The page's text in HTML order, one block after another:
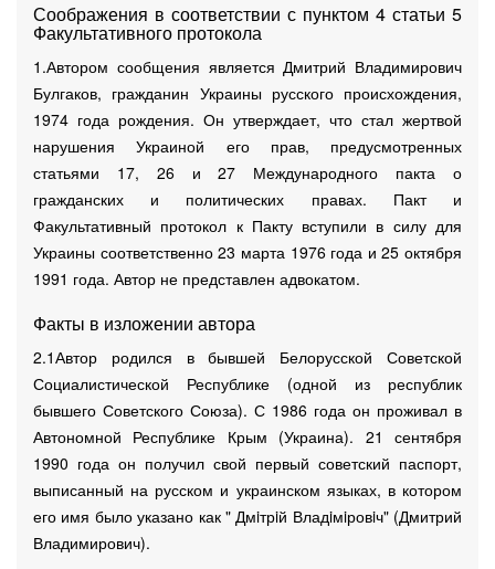
Соображения в соответствии с пунктом 4 статьи 5
Факультативного протокола
1.Автором сообщения является Дмитрий Владимирович
Булгаков, гражданин Украины русского происхождения,
1974 года рождения. Он утверждает, что стал жертвой
нарушения Украиной его прав, предусмотренных
статьями 17, 26 и 27 Международного пакта о
гражданских и политических правах. Пакт и
Факультативный протокол к Пакту вступили в силу для
Украины соответственно 23 марта 1976 года и 25 октября
1991 года. Автор не представлен адвокатом.
Факты в изложении автора
2.1Автор родился в бывшей Белорусской Советской
Социалистической Республике (одной из республик
бывшего Советского Союза). С 1986 года он проживал в
Автономной Республике Крым (Украина). 21 сентября
1990 года он получил свой первый советский паспорт,
выписанный на русском и украинском языках, в котором
его имя было указано как " Дмiтрiй Владiмiровiч" (Дмитрий
Владимирович).